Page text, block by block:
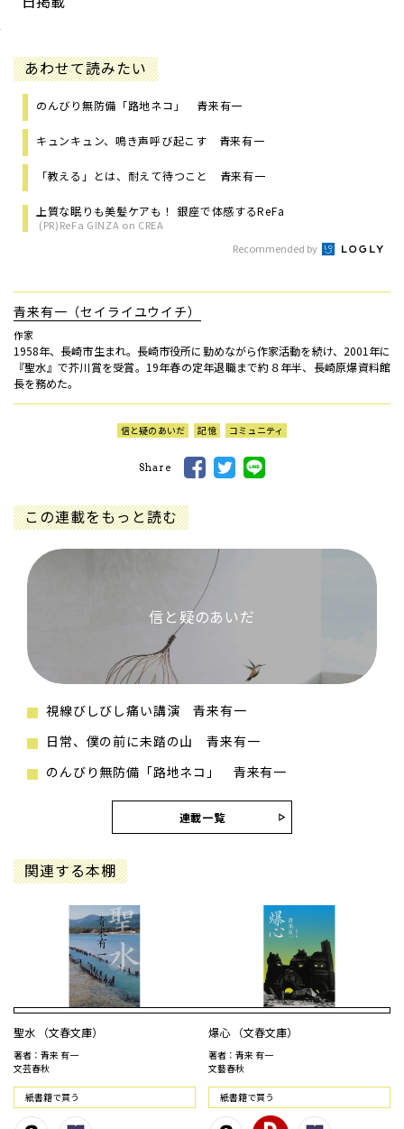
あわせて読みたい
のんびり無防備「路地ネコ」 青来有一
キュンキュン、鳴き声呼び起こす 青来有一
「教える」とは、耐えて待つこと 青来有一
上質な眠りも美髪ケアも！ 銀座で体感するReFa
(PR)ReFa GINZA on CREA
Recommended by
青来有一（セイライユウイチ）
作家
1958年、長崎市生まれ。長崎市役所に勤めながら作家活動を続け、2001年に
『聖水』で芥川賞を受賞。19年春の定年退職まで約８年半、長崎原爆資料館
長を務めた。
信と疑のあいだ 記憶 コミュニティ
Share
この連載をもっと読む
信と疑のあいだ
視線びしびし痛い講演 青来有一
日常、僕の前に未踏の山 青来有一
のんびり無防備「路地ネコ」 青来有一
連載一覧
関連する本棚
聖水 （文春文庫）
著者：青来 有一
文芸春秋
紙書籍で買う
爆心 （文春文庫）
著者：青来 有一
文藝春秋
紙書籍で買う